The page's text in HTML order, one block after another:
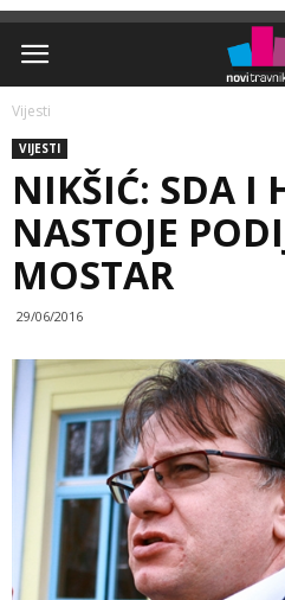
Vijesti
VIJESTI
NIKŠIĆ: SDA I
NASTOJE
MOSTAR
29/06/2016